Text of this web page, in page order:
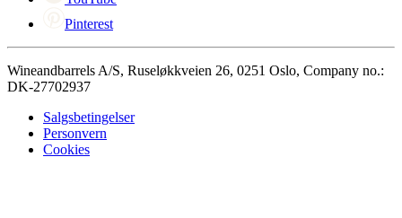
Pinterest
Wineandbarrels A/S, Ruseløkkveien 26, 0251 Oslo, Company no.:
DK-27702937
Salgsbetingelser
Personvern
Cookies